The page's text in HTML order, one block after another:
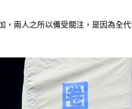
兩人之所以備受關注，是因為全